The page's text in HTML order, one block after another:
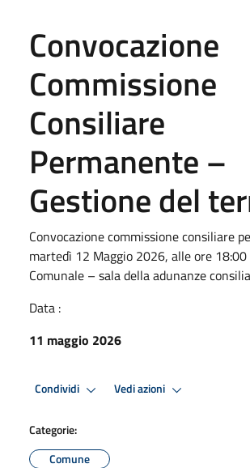
Convocazione
Commissione
Consiliare
Permanente –
Gestione del
Convocazione commissione consiliare
martedì 12 Maggio 2026, alle ore 18:00
Comunale – sala della adunanze
Data :
11 maggio 2026
Condividi Vedi azioni
Categorie:
Comune